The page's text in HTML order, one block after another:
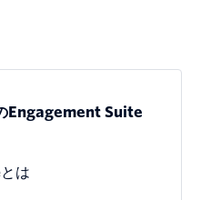
Engagement Suite
は